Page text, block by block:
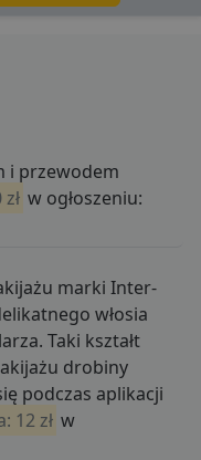
i przewodem
w ogłoszeniu:
marki Inter-
włosia
Taki kształt
drobiny
podczas aplikacji
12 zł w